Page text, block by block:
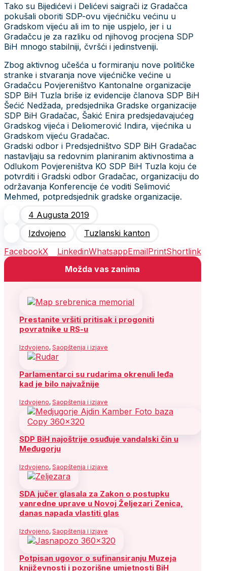
Tako su Bijedićevi i Delićevi saigrači iz Gradačca
pokušali oboriti SDP-ovu vijećničku većinu u
Gradskom vijeću ali im to nije uspjelo, jer i u
Gradačcu je za razliku od njihovog procjena SDP
BiH mnogo stabilniji, čvršći i jedinstveniji.
Zbog aktivnog učešća u formiranju nove političke
stranke i stvaranja nove vijećničke većine u
Gradačcu Povjereništvo Kantonalne organizacije
SDP BiH Tuzla briše iz evidencije članova SDP BiH
Šećić Nedžada, predsjednika Gradske organizacije
SDP BiH Gradačac, Šakić Enira predsjedavajućeg
Gradskog vijeća i Deliomerović Indira, vijećnika u
Gradskom vijeću Gradačac.
Gradski odbor i Predsjedništvo SDP BiH Gradačac
nastavljaju sa redovnim planiranim aktivnostima a
Odlukom Povjereništva KO SDP BiH Tuzla koju će
potvrditi i Gradski odbor Gradačac, organizaciju do
održavanja Konferencije će voditi Selimović
Mehmed, potpredsjednik gradske organizacije.
4 Augusta 2019
Izdvojeno
Tuzlanski kanton
FacebookX LinkedinWhatsappEmailPrintShortlink
Možda vas zanima
Prestanite vršiti pritisak i progoniti
povratnike u RS-u
Izdvojeno, Saopštenja i izjave
Parlamentarci su rudarima okrenuli leđa
kad je bilo najvažnije
Izdvojeno, Saopštenja i izjave
SDP BiH najoštrije osuđuje vandalski čin u
Međugorju
Izdvojeno, Saopštenja i izjave
SDA jučer glasala za Zakon o postupku
vanredne uprave u Novoj Željezari Zenica,
danas napada vlastiti glas
Izdvojeno, Saopštenja i izjave
Potpisan ugovor o sufinansiranju Muzeja
književnosti i pozorišne umjetnosti BiH